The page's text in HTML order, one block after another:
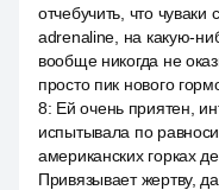
отчебучить, что
adrenaline, на какую-
вообще никогда не
просто пик нового
8: Ей очень приятен,
испытывала по
американских горках
Привязывает жертву,